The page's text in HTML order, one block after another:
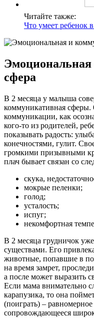
Читайте также:
Что умеет ребенок
сфера
В 2 месяца у малыша
коммуникативная сферы.
коммуникации, как
кого-то из родителей,
показывать радость:
конечностями, гулит.
громкими призывными
плач бывает связан со
скука,
мокрые пеленки;
голод;
усталость;
испуг;
некомфортная
В 2 месяца грудничок
существами. Его
животные, попавшие в
на время замрет,
а после может выразить
Если мама внимательно
карапузика, то она
(поиграть) –
сопровождающееся